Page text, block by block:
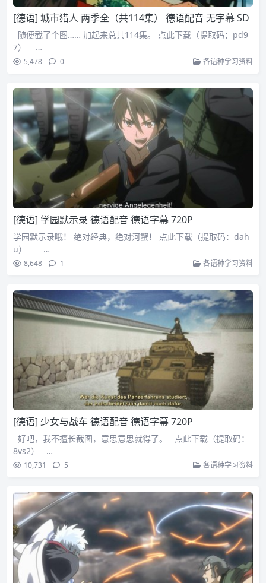
[德语] 城市猎人 两季全（共114集） 德语配音 无字幕 SD
随便截了个图…… 加起来总共114集。 点此下载（提取码：pd9
7） …
5,478 0 各语种学习资料
[德语] 学园默示录 德语配音 德语字幕 720P
学园默示录哦！ 绝对经典，绝对河蟹！ 点此下载（提取码：dah
u） …
8,648 1 各语种学习资料
[德语] 少女与战车 德语配音 德语字幕 720P
好吧，我不擅长截图，意思意思就得了。 点此下载（提取码：
8vs2） …
10,731 5 各语种学习资料